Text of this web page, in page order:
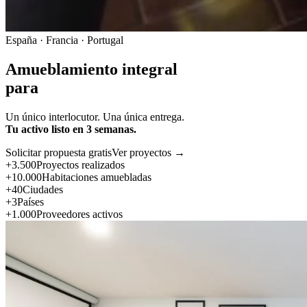
España · Francia · Portugal
Amueblamiento integral
para
Un único interlocutor. Una única entrega.
Tu activo listo en 3 semanas.
Solicitar propuesta gratisVer proyectos →
+3.500Proyectos realizados
+10.000Habitaciones amuebladas
+40Ciudades
+3Países
+1.000Proveedores activos